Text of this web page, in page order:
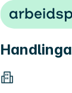
Hopp til